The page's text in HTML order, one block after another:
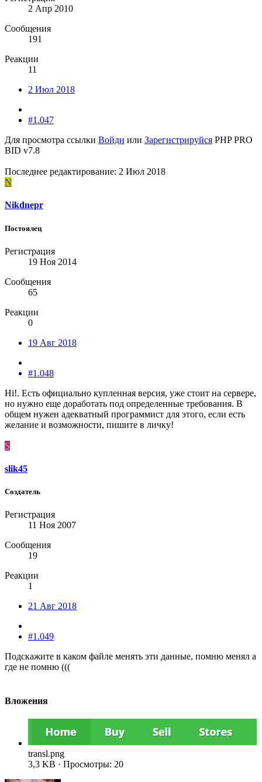
2 Апр 2010
Сообщения
191
Реакции
11
2 Июл 2018
#1.047
Для просмотра ссылки Войди или Зарегистрируйся PHP PRO
BID v7.8
Последнее редактирование: 2 Июл 2018
N
Nikdnepr
Постоялец
Регистрация
19 Ноя 2014
Сообщения
65
Реакции
0
19 Авг 2018
#1.048
Hi!. Есть официально купленная версия, уже стоит на сервере,
но нужно еще доработать под определенные требования. В
общем нужен адекватный программист для этого, если есть
желание и возможности, пишите в личку!
S
slik45
Создатель
Регистрация
11 Ноя 2007
Сообщения
19
Реакции
1
21 Авг 2018
#1.049
Подскажите в каком файле менять эти данные, помню менял а
где не помню (((
Вложения
transl.png
3,3 KB · Просмотры: 20